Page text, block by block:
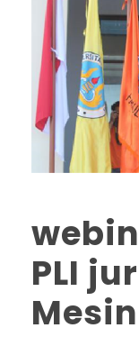
PLI
Mesin